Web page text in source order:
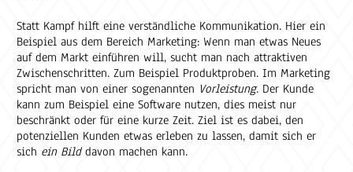
Statt Kampf hilft eine verständliche Kommunikation. Hier ein
Beispiel aus dem Bereich Marketing: Wenn man etwas Neues
auf dem Markt einführen will, sucht man nach attraktiven
Zwischenschritten. Zum Beispiel Produktproben. Im Marketing
spricht man von einer sogenannten Vorleistung. Der Kunde
kann zum Beispiel eine Software nutzen, dies meist nur
beschränkt oder für eine kurze Zeit. Ziel ist es dabei, den
potenziellen Kunden etwas erleben zu lassen, damit sich er
sich ein Bilddavon machen kann.